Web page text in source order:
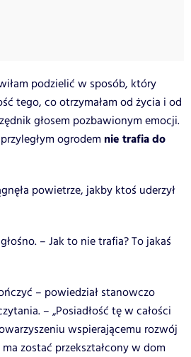
podzielić w sposób, który
tego, co otrzymałam od życia i od
głosem pozbawionym emocji.
ogrodem nie trafia do
powietrze, jakby ktoś uderzył
– Jak to nie trafia? To jakaś
– powiedział stanowczo
– „Posiadłość tę w całości
wspierającemu rozwój
zostać przekształcony w dom